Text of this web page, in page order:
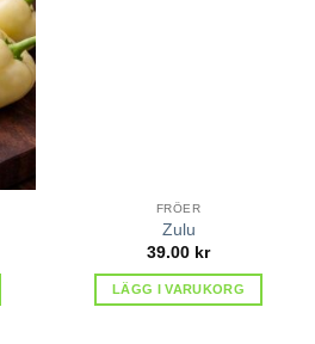
till
FRÖER
Zulu
39.00 kr
LÄGG I VARUKORG